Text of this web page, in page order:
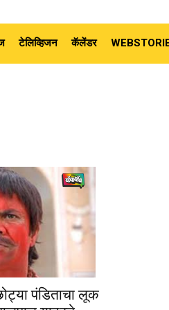
टेलिव्हिजन कॅलेंडर
पंडिताचा लूक